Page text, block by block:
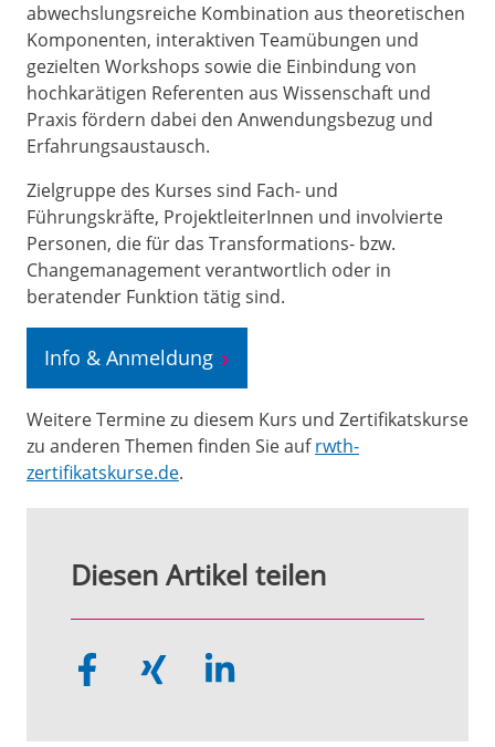
abwechslungsreiche Kombination aus theoretischen
Komponenten, interaktiven Teamübungen und
gezielten Workshops sowie die Einbindung von
hochkarätigen Referenten aus Wissenschaft und
Praxis fördern dabei den Anwendungsbezug und
Erfahrungsaustausch.
Zielgruppe des Kurses sind Fach- und
Führungskräfte, ProjektleiterInnen und involvierte
Personen, die für das Transformations- bzw.
Changemanagement verantwortlich oder in
beratender Funktion tätig sind.
Info & Anmeldung
Weitere Termine zu diesem Kurs und Zertifikatskurse
zu anderen Themen finden Sie aufrwth-
zertifikatskurse.de.
Diesen Artikel teilen